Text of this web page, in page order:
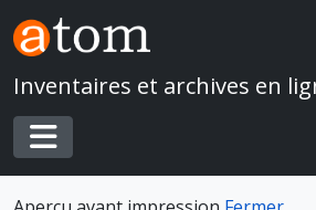
Skip to main content
Inventaires et archives en
Toggle navigation